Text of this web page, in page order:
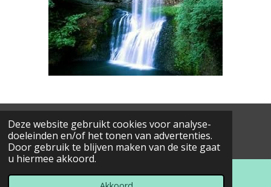
Deze website gebruikt cookies voor analyse-
doeleinden en/of het tonen van advertenties.
Door gebruik te blijven maken van de site gaat
u hiermee akkoord.
© 2018 - 2026 nog-verder-denken
Powered byJouwWeb